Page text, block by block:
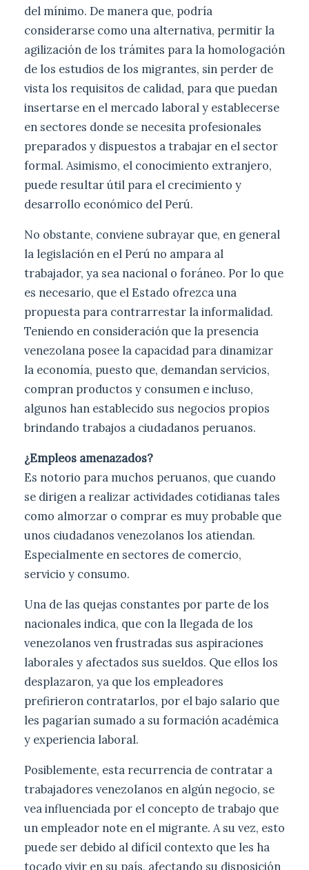
del mínimo. De manera que, podría
considerarse como una alternativa, permitir la
agilización de los trámites para la homologación
de los estudios de los migrantes, sin perder de
vista los requisitos de calidad, para que puedan
insertarse en el mercado laboral y establecerse
en sectores donde se necesita profesionales
preparados y dispuestos a trabajar en el sector
formal. Asimismo, el conocimiento extranjero,
puede resultar útil para el crecimiento y
desarrollo económico del Perú.
No obstante, conviene subrayar que, en general
la legislación en el Perú no ampara al
trabajador, ya sea nacional o foráneo. Por lo que
es necesario, que el Estado ofrezca una
propuesta para contrarrestar la informalidad.
Teniendo en consideración que la presencia
venezolana posee la capacidad para dinamizar
la economía, puesto que, demandan servicios,
compran productos y consumen e incluso,
algunos han establecido sus negocios propios
brindando trabajos a ciudadanos peruanos.
¿Empleos amenazados?
Es notorio para muchos peruanos, que cuando
se dirigen a realizar actividades cotidianas tales
como almorzar o comprar es muy probable que
unos ciudadanos venezolanos los atiendan.
Especialmente en sectores de comercio,
servicio y consumo.
Una de las quejas constantes por parte de los
nacionales indica, que con la llegada de los
venezolanos ven frustradas sus aspiraciones
laborales y afectados sus sueldos. Que ellos los
desplazaron, ya que los empleadores
prefirieron contratarlos, por el bajo salario que
les pagarían sumado a su formación académica
y experiencia laboral.
Posiblemente, esta recurrencia de contratar a
trabajadores venezolanos en algún negocio, se
vea influenciada por el concepto de trabajo que
un empleador note en el migrante. A su vez, esto
puede ser debido al difícil contexto que les ha
tocado vivir en su país, afectando su disposición